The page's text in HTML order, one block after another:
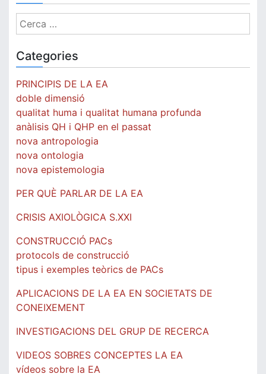
Cerca:
Categories
PRINCIPIS DE LA EA
doble dimensió
qualitat huma i qualitat humana profunda
anàlisis QH i QHP en el passat
nova antropologia
nova ontologia
nova epistemologia
PER QUÈ PARLAR DE LA EA
CRISIS AXIOLÒGICA S.XXI
CONSTRUCCIÓ PACs
protocols de construcció
tipus i exemples teòrics de PACs
APLICACIONS DE LA EA EN SOCIETATS DE
CONEIXEMENT
INVESTIGACIONS DEL GRUP DE RECERCA
VIDEOS SOBRES CONCEPTES LA EA
vídeos sobre la EA